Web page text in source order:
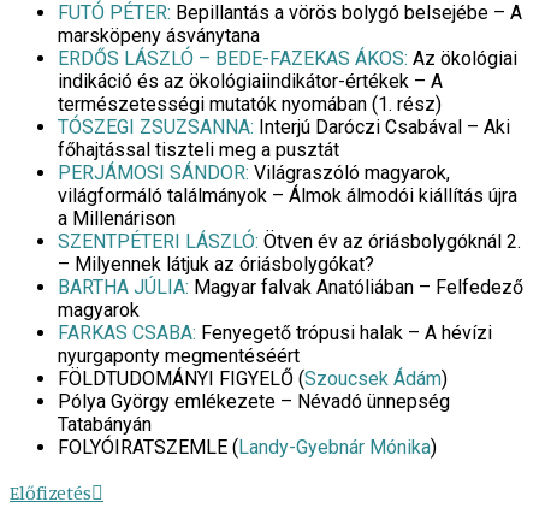
FUTÓ PÉTER: Bepillantás a vörös bolygó belsejébe – A
marsköpeny ásványtana
ERDŐS LÁSZLÓ – BEDE-FAZEKAS ÁKOS: Az ökológiai
indikáció és az ökológiaiindikátor-értékek – A
természetességi mutatók nyomában (1. rész)
TÓSZEGI ZSUZSANNA: Interjú Daróczi Csabával – Aki
főhajtással tiszteli meg a pusztát
PERJÁMOSI SÁNDOR: Világraszóló magyarok,
világformáló találmányok – Álmok álmodói kiállítás újra
a Millenárison
SZENTPÉTERI LÁSZLÓ: Ötven év az óriásbolygóknál 2.
– Milyennek látjuk az óriásbolygókat?
BARTHA JÚLIA: Magyar falvak Anatóliában – Felfedező
magyarok
FARKAS CSABA: Fenyegető trópusi halak – A hévízi
nyurgaponty megmentéséért
FÖLDTUDOMÁNYI FIGYELŐ (Szoucsek Ádám)
Pólya György emlékezete – Névadó ünnepség
Tatabányán
FOLYÓIRATSZEMLE ( Landy-Gyebnár Mónika)
Előfizetés